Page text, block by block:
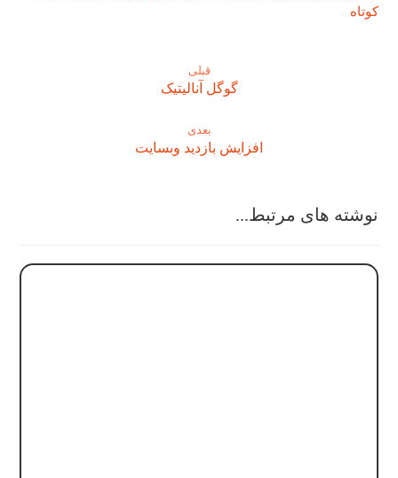
کوتاه
قبلی
گوگل آنالیتیک
بعدی
افزایش بازدید وبسایت
نوشته های مرتبط...